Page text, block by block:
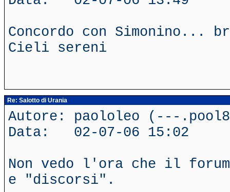
Concordo con Simonino...
Cieli sereni
Re: Salotto di Urania
Autore: paololeo (---
Data: 02-07-06 15:02
Non vedo l'ora che il
e "discorsi".